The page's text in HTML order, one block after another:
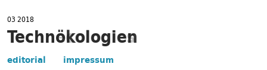
03 2018
Technecologies
Technökologien
editorial impressum